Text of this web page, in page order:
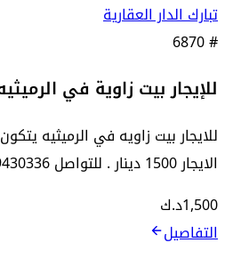
تبارك الدار العقارية
6870#
للإيجار بيت زاوية في
للايجار بيت زاويه في الرميثيه
الايجار 1500 دينار . للتواصل 99430336
1,500د.ك
التفاصيل